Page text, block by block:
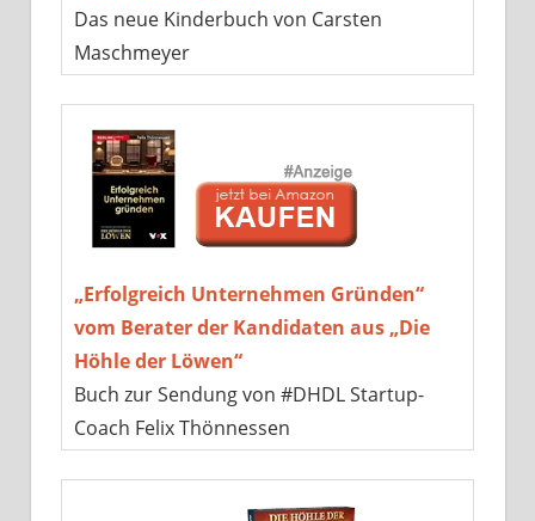
Das neue Kinderbuch von Carsten
Maschmeyer
„Erfolgreich Unternehmen Gründen“
vom Berater der Kandidaten aus „Die
Höhle der Löwen“
Buch zur Sendung von #DHDL Startup-
Coach Felix Thönnessen